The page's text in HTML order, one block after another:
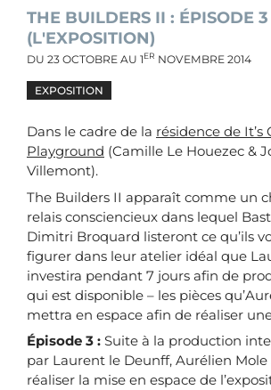
THE BUILDERS II : ÉPISODE 3
(L'EXPOSITION)
DU 23 OCTOBRE AU 1ER NOVEMBRE 2014
EXPOSITION
Dans le cadre de la résidence de It’s
Playground (Camille Le Houezec &
Villemont).
The Builders II apparaît comme un
relais consciencieux dans lequel
Dimitri Broquard listeront ce qu’ils
figurer dans leur atelier idéal que
investira pendant 7 jours afin de
qui est disponible – les pièces
mettra en espace afin de réaliser
Épisode 3 : Suite à la production
par Laurent le Deunff, Aurélien Mole
réaliser la mise en espace de